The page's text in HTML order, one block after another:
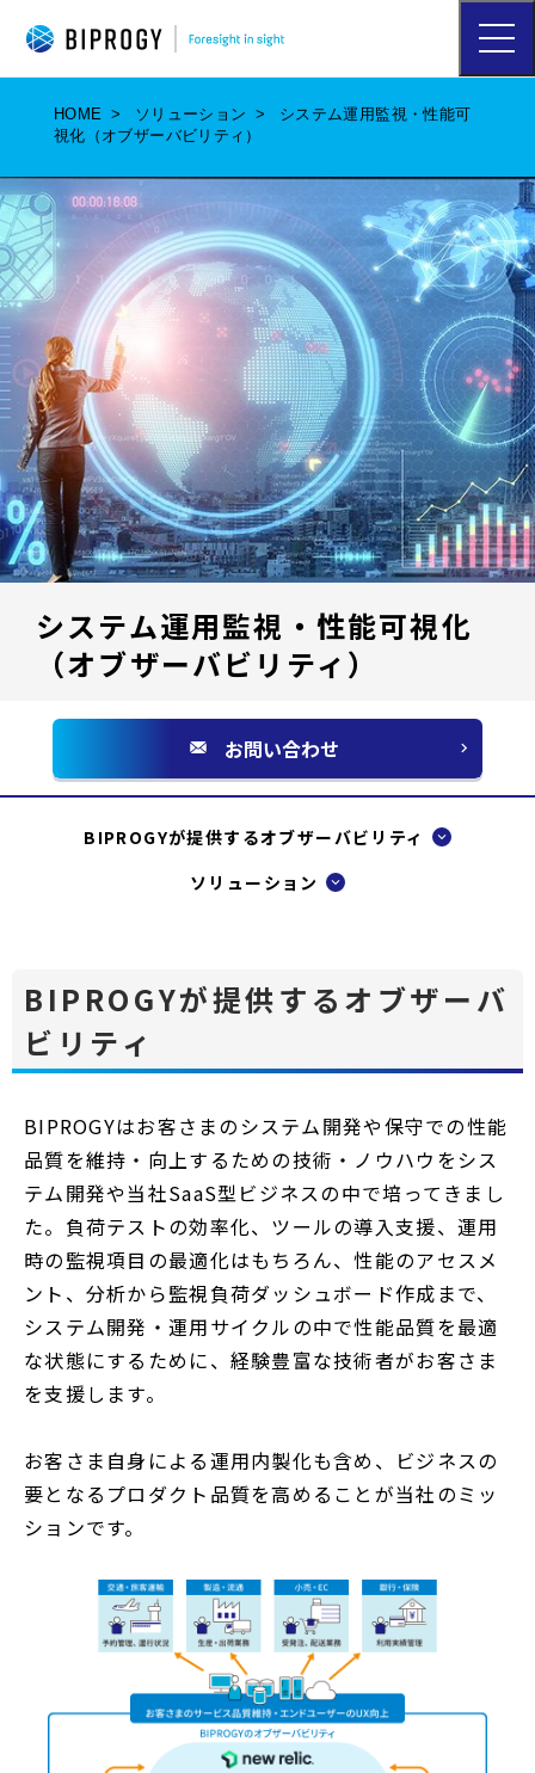
ハ
ン
メ
ニ
ュ
ー
を
開
く
HOME ソリューション
システム運用監視・性能可
視化（オブザーバビリティ）
システム運用監視・性能可視化
（オブザーバビリティ）
お問い合わせ
ウ
ィ
ン
ド
開
BIPROGYが提供するオブザーバビリティ
ソリューション
BIPROGYが提供するオブザーバ
ビリティ
BIPROGYはお客さまのシステム開発や保守での性能
品質を維持・向上するための技術・ノウハウをシス
テム開発や当社SaaS型ビジネスの中で培ってきまし
た。負荷テストの効率化、ツールの導入支援、運用
時の監視項目の最適化はもちろん、性能のアセスメ
ント、分析から監視負荷ダッシュボード作成まで、
システム開発・運用サイクルの中で性能品質を最適
な状態にするために、経験豊富な技術者がお客さま
を支援します。
お客さま自身による運用内製化も含め、ビジネスの
要となるプロダクト品質を高めることが当社のミッ
ションです。